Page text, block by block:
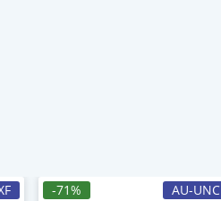
-71% AU-UNC